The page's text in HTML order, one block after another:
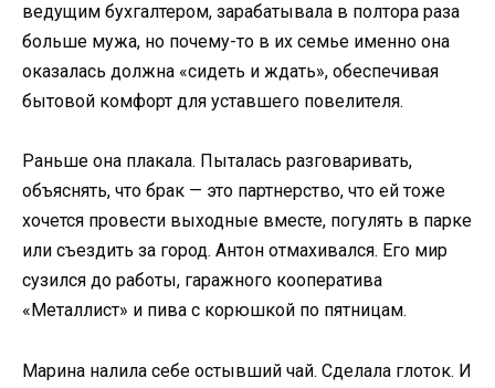
ведущим бухгалтером, зарабатывала в полтора раза
больше мужа, но почему-то в их семье именно она
оказалась должна «сидеть и ждать», обеспечивая
бытовой комфорт для уставшего повелителя.
Раньше она плакала. Пыталась разговаривать,
объяснять, что брак — это партнерство, что ей тоже
хочется провести выходные вместе, погулять в парке
или съездить за город. Антон отмахивался. Его мир
сузился до работы, гаражного кооператива
«Металлист» и пива с корюшкой по пятницам.
Марина налила себе остывший чай. Сделала глоток. И